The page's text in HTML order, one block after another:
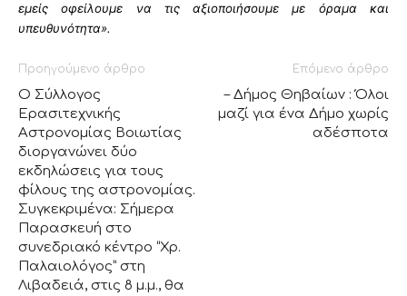
εμείς οφείλουμε να τις αξιοποιήσουμε με όραμα και
υπευθυνότητα».
Προηγούμενο άρθρο
Ο Σύλλογος
Ερασιτεχνικής
Αστρονομίας Βοιωτίας
διοργανώνει δύο
εκδηλώσεις για τους
φίλους της αστρονομίας.
Συγκεκριμένα: Σήμερα
Παρασκευή στο
συνεδριακό κέντρο “Χρ.
Παλαιολόγος” στη
Λιβαδειά, στις 8 μ.μ., θα
Επόμενο άρθρο
– Δήμος Θηβαίων : Όλοι
μαζί για ένα Δήμο χωρίς
αδέσποτα